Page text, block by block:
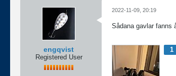
engqvist
Registered User
2022-11-09, 20:19
Sådana gavlar fanns
1